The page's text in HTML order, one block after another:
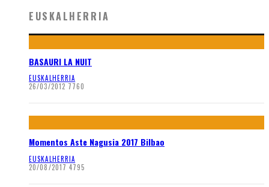
EUSKALHERRIA
BASAURI LA NUIT
EUSKALHERRIA
26/03/2012 7760
Momentos Aste Nagusia 2017 Bilbao
EUSKALHERRIA
20/08/2017 4795